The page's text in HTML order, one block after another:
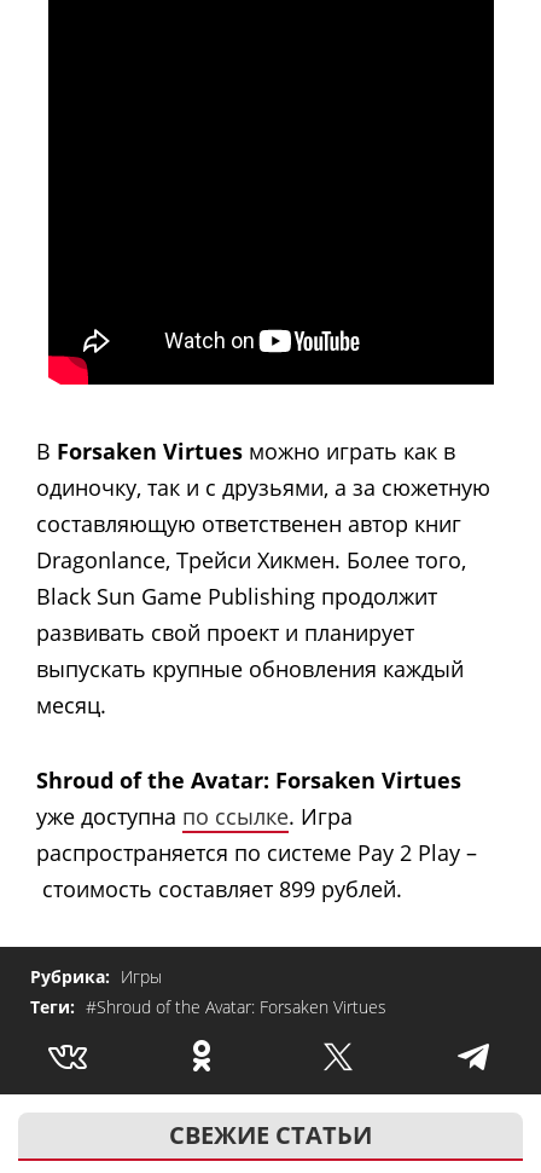
В Forsaken Virtues можно играть как в
одиночку, так и с друзьями, а за сюжетную
составляющую ответственен автор книг
Dragonlance, Трейси Хикмен. Более того,
Black Sun Game Publishing продолжит
развивать свой проект и планирует
выпускать крупные обновления каждый
месяц.
Shroud of the Avatar: Forsaken Virtues
уже доступна по ссылке. Игра
распространяется по системе Pay 2 Play –
стоимость составляет 899 рублей.
Рубрика: Игры
Теги: #Shroud of the Avatar: Forsaken Virtues
СВЕЖИЕ СТАТЬИ